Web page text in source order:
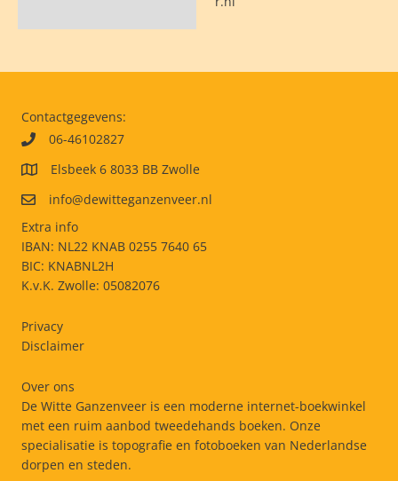
Contactgegevens:
06-46102827
Elsbeek 6 8033 BB Zwolle
info@dewitteganzenveer.nl
Extra info
IBAN: NL22 KNAB 0255 7640 65
BIC: KNABNL2H
K.v.K. Zwolle: 05082076
Privacy
Disclaimer
Over ons
De Witte Ganzenveer is een moderne internet-boekwinkel
met een ruim aanbod tweedehands boeken. Onze
specialisatie is topografie en fotoboeken van Nederlandse
dorpen en steden.